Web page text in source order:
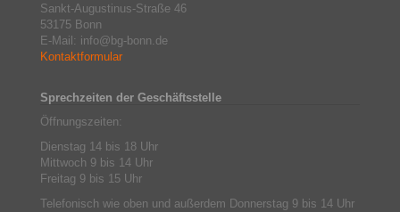
Sankt-Augustinus-Straße 46
53175 Bonn
E-Mail: info@bg-bonn.de
Kontaktformular
Sprechzeiten der Geschäftsstelle
Öffnungszeiten:
Dienstag 14 bis 18 Uhr
Mittwoch 9 bis 14 Uhr
Freitag 9 bis 15 Uhr
Telefonisch wie oben und außerdem Donnerstag 9 bis 14 Uhr